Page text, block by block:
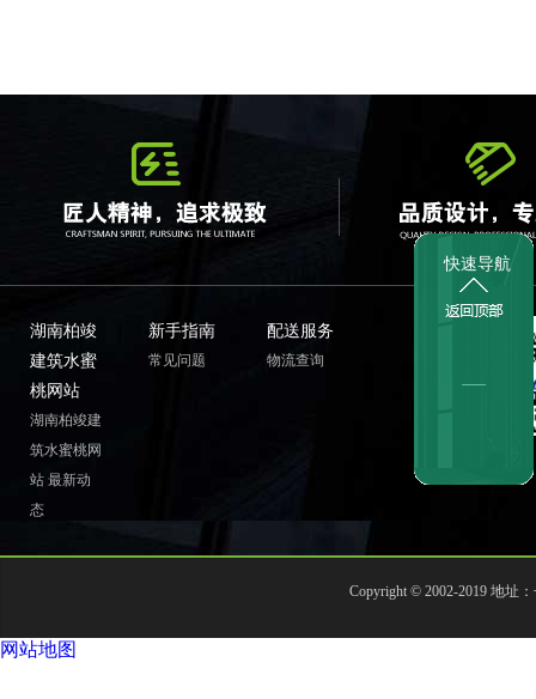
湖南柏竣
建筑水蜜
桃网站
湖南柏竣建
筑水蜜桃网
站 最新动
态
新手指南
常见问题
配送服务
物流查询
Copyright © 2002-2019 地址
快速导航
网站地图